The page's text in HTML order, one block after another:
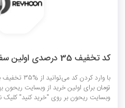
کد تخفیف 35 درصدی اولین سفارش ریح
تومان برای اولین خرید از وبسایت ریحون
وبسایت ریحون بر روی "خرید کنید" کلیک